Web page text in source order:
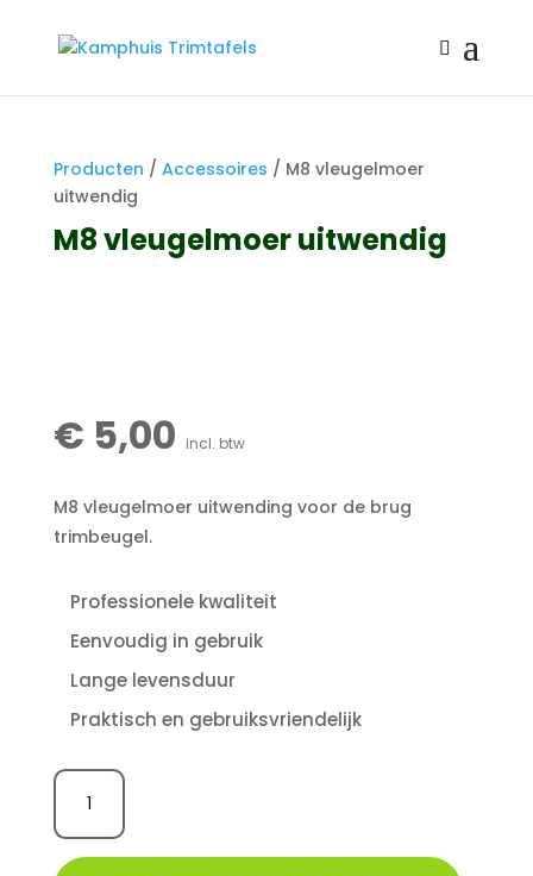
Producten / Accessoires / M8 vleugelmoer
uitwendig
M8 vleugelmoer uitwendig
€ 5,00
M8 vleugelmoer uitwending voor de brug
trimbeugel.
Professionele kwaliteit
Eenvoudig in gebruik
Lange levensduur
Praktisch en gebruiksvriendelijk
M8
vleugelmoer
uitwendig
aantal